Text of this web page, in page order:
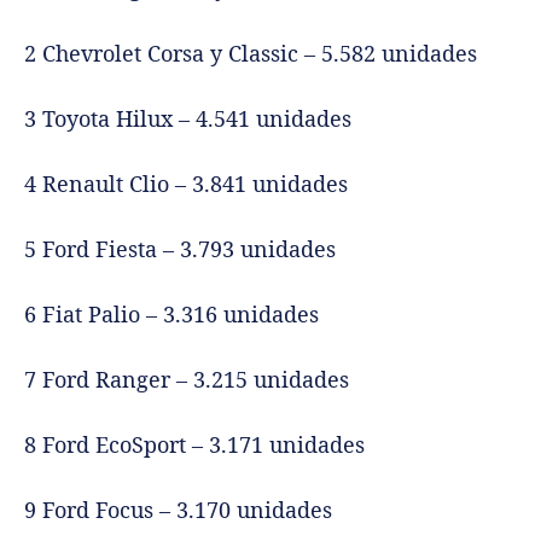
2 Chevrolet Corsa y Classic – 5.582 unidades
3 Toyota Hilux – 4.541 unidades
4 Renault Clio – 3.841 unidades
5 Ford Fiesta – 3.793 unidades
6 Fiat Palio – 3.316 unidades
7 Ford Ranger – 3.215 unidades
8 Ford EcoSport – 3.171 unidades
9 Ford Focus – 3.170 unidades